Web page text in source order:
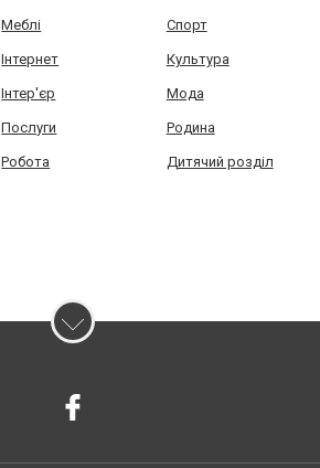
Меблі Спорт
Інтернет Культура
Інтер'єр Мода
Послуги Родина
Робота Дитячий розділ